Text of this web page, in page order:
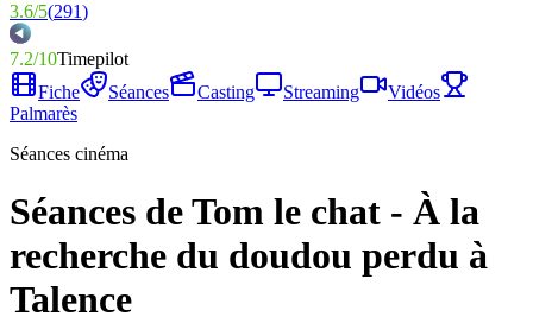
3.6/5(291)
7.2/10Timepilot
Fiche
Séances Casting Streaming
Vidéos
Palmarès
Séances cinéma
Séances de Tom le chat - À la
recherche du doudou perdu à
Talence